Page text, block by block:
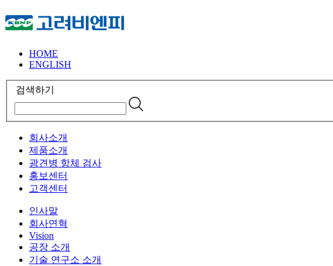
HOME
ENGLISH
검색하기
회사소개
제품소개
광견병 항체 검사
홍보센터
고객센터
인사말
회사연혁
Vision
공장 소개
기술 연구소 소개